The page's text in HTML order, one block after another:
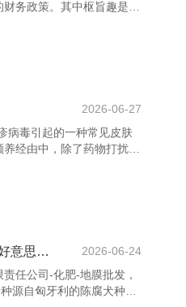
务政策。其中枢旨趣是利
取资金，从而扩大投资范
的投资讲演率高于借债成
是企业财务管理的进犯课
当今两个方面：一是增强
。扫尾的杠杆不错进步企
2026-06-27
病毒引起的一种常见皮肤
经由中，除了药物打扰
迫作用。适合的饮食不错
置，缓解症状。 率先，
症反馈。 株洲县确占燃
饮食清淡，幸免辛辣、浓
情。可适量饮用一些具有
可蒙犬图片大全，高清好意思图尽收眼底
2026-06-24
任公司-化肥-地膜批发，
源自匈牙利的陈腐犬种，